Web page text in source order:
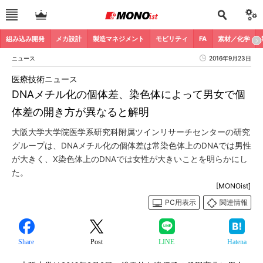
組み込み開発 メカ設計 製造マネジメント モビリティ FA 素材／化学
ニュース 2016年9月23日
DNAメチル化の個体差、染色体によって男女で個
体差の開き方が異なると解明
医療技術ニュース
大阪大学大学院医学系研究科附属ツインリサーチセンターの研究
グループは、DNAメチル化の個体差は常染色体上のDNAでは男性
が大きく、X染色体上のDNAでは女性が大きいことを明らかにし
た。
[MONOist]
PC用表示
関連情報
Share Post LINE Hatena